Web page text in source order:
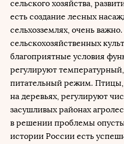
сельского хозяйства,
есть создание лесных
сельхозземлях, очень
сельскохозяйственных
благоприятные условия
регулируют
питательный режим.
на деревьях, регулируют
засушливых районах
в решении проблемы
истории России есть